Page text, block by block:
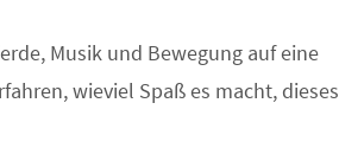
Musik und Bewegung auf eine
wieviel Spaß es macht, dieses